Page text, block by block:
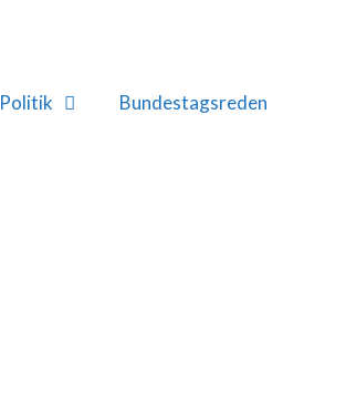
Politik Bundestagsreden